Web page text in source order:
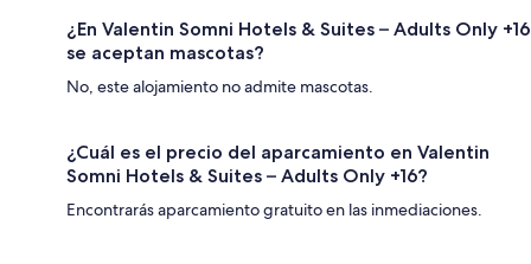
¿En Valentin Somni Hotels & Suites – Adults Only +16
se aceptan mascotas?
No, este alojamiento no admite mascotas.
¿Cuál es el precio del aparcamiento en Valentin
Somni Hotels & Suites – Adults Only +16?
Encontrarás aparcamiento gratuito en las inmediaciones.